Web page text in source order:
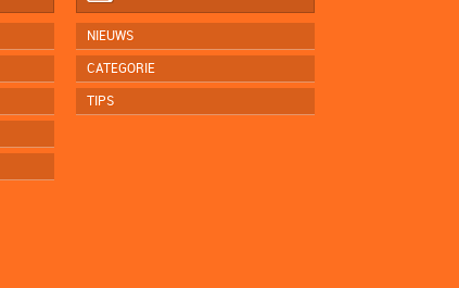
NIEUWS
CATEGORIE
TIPS